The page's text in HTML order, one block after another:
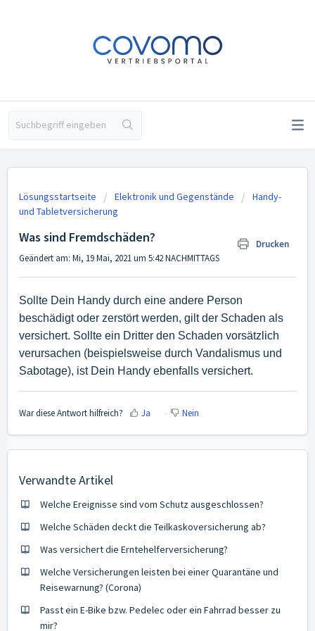
Lösungsstartseite Elektronik und Gegenstände
Handy-
und Tabletversicherung
Was sind Fremdschäden?
Drucken
Geändert am: Mi, 19 Mai, 2021 um 5:42 NACHMITTAGS
Sollte Dein Handy durch eine andere Person
beschädigt oder zerstört werden, gilt der Schaden als
versichert. Sollte ein Dritter den Schaden vorsätzlich
verursachen (beispielsweise durch Vandalismus und
Sabotage), ist Dein Handy ebenfalls versichert.
War diese Antwort hilfreich? Ja Nein
Verwandte Artikel
Welche Ereignisse sind vom Schutz ausgeschlossen?
Welche Schäden deckt die Teilkaskoversicherung ab?
Was versichert die Erntehelferversicherung?
Welche Versicherungen leisten bei einer Quarantäne und
Reisewarnung? (Corona)
Passt ein E-Bike bzw. Pedelec oder ein Fahrrad besser zu
mir?